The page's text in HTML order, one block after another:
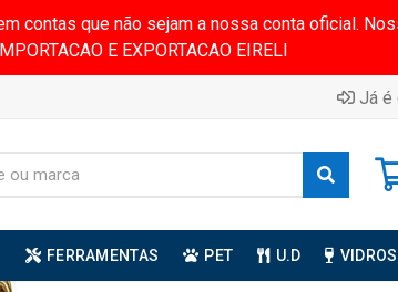
contas que não sejam a nossa conta oficial.
E EXPORTACAO EIRELI
Já é
FERRAMENTAS PET U.D VIDROS